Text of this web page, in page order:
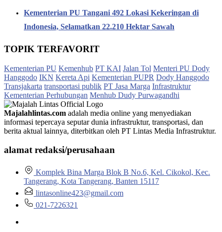
Kementerian PU Tangani 492 Lokasi Kekeringan di
Indonesia, Selamatkan 22.210 Hektar Sawah
TOPIK TERFAVORIT
Kementerian PU Kemenhub PT KAI Jalan Tol Menteri PU Dody
Hanggodo IKN Kereta Api Kementerian PUPR Dody Hanggodo
Transjakarta transportasi publik PT Jasa Marga Infrastruktur
Kementerian Perhubungan Menhub Dudy Purwagandhi
Majalahlintas.com adalah media online yang menyediakan
informasi tepercaya seputar dunia infrastruktur, transportasi, dan
berita aktual lainnya, diterbitkan oleh PT Lintas Media Infrastruktur.
alamat redaksi/perusahaan
Komplek Bina Marga Blok B No.6, Kel. Cikokol, Kec.
Tangerang, Kota Tangerang, Banten 15117
lintasonline423@gmail.com
021-7226321